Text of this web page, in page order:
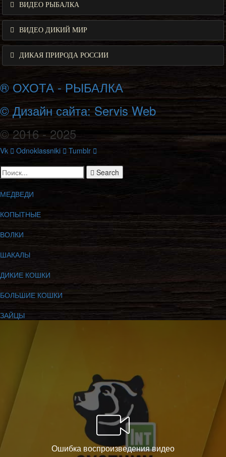
ВИДЕО РЫБАЛКА
ВИДЕО ДИКИЙ МИР
ДИКАЯ ПРИРОДА РОССИИ
® ОХОТА - РЫБАЛКА
© Дизайн сайта: Servis Web
© 2016 - 2025
Vk Odnoklassniki Tumblr
Search
МЕДВЕДИ
КОПЫТНЫЕ
ВОЛКИ
ШАКАЛЫ
ДИКИЕ КОШКИ
БОЛЬШИЕ КОШКИ
ЗАЙЦЫ